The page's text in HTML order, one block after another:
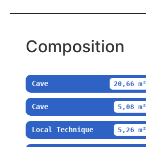
Composition
Cave 20,66 m²
Cave 5,08 m²
Local Technique 5,26 m²